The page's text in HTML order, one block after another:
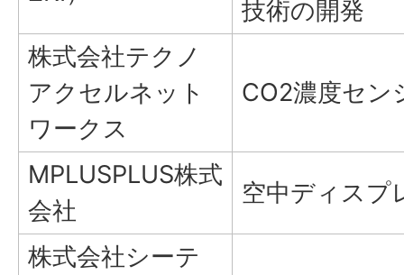
技術の開発
株式会社テクノ
アクセルネット
ワークス
CO2濃度セン
MPLUSPLUS株式
会社
空中ディスプ
株式会社シーテ